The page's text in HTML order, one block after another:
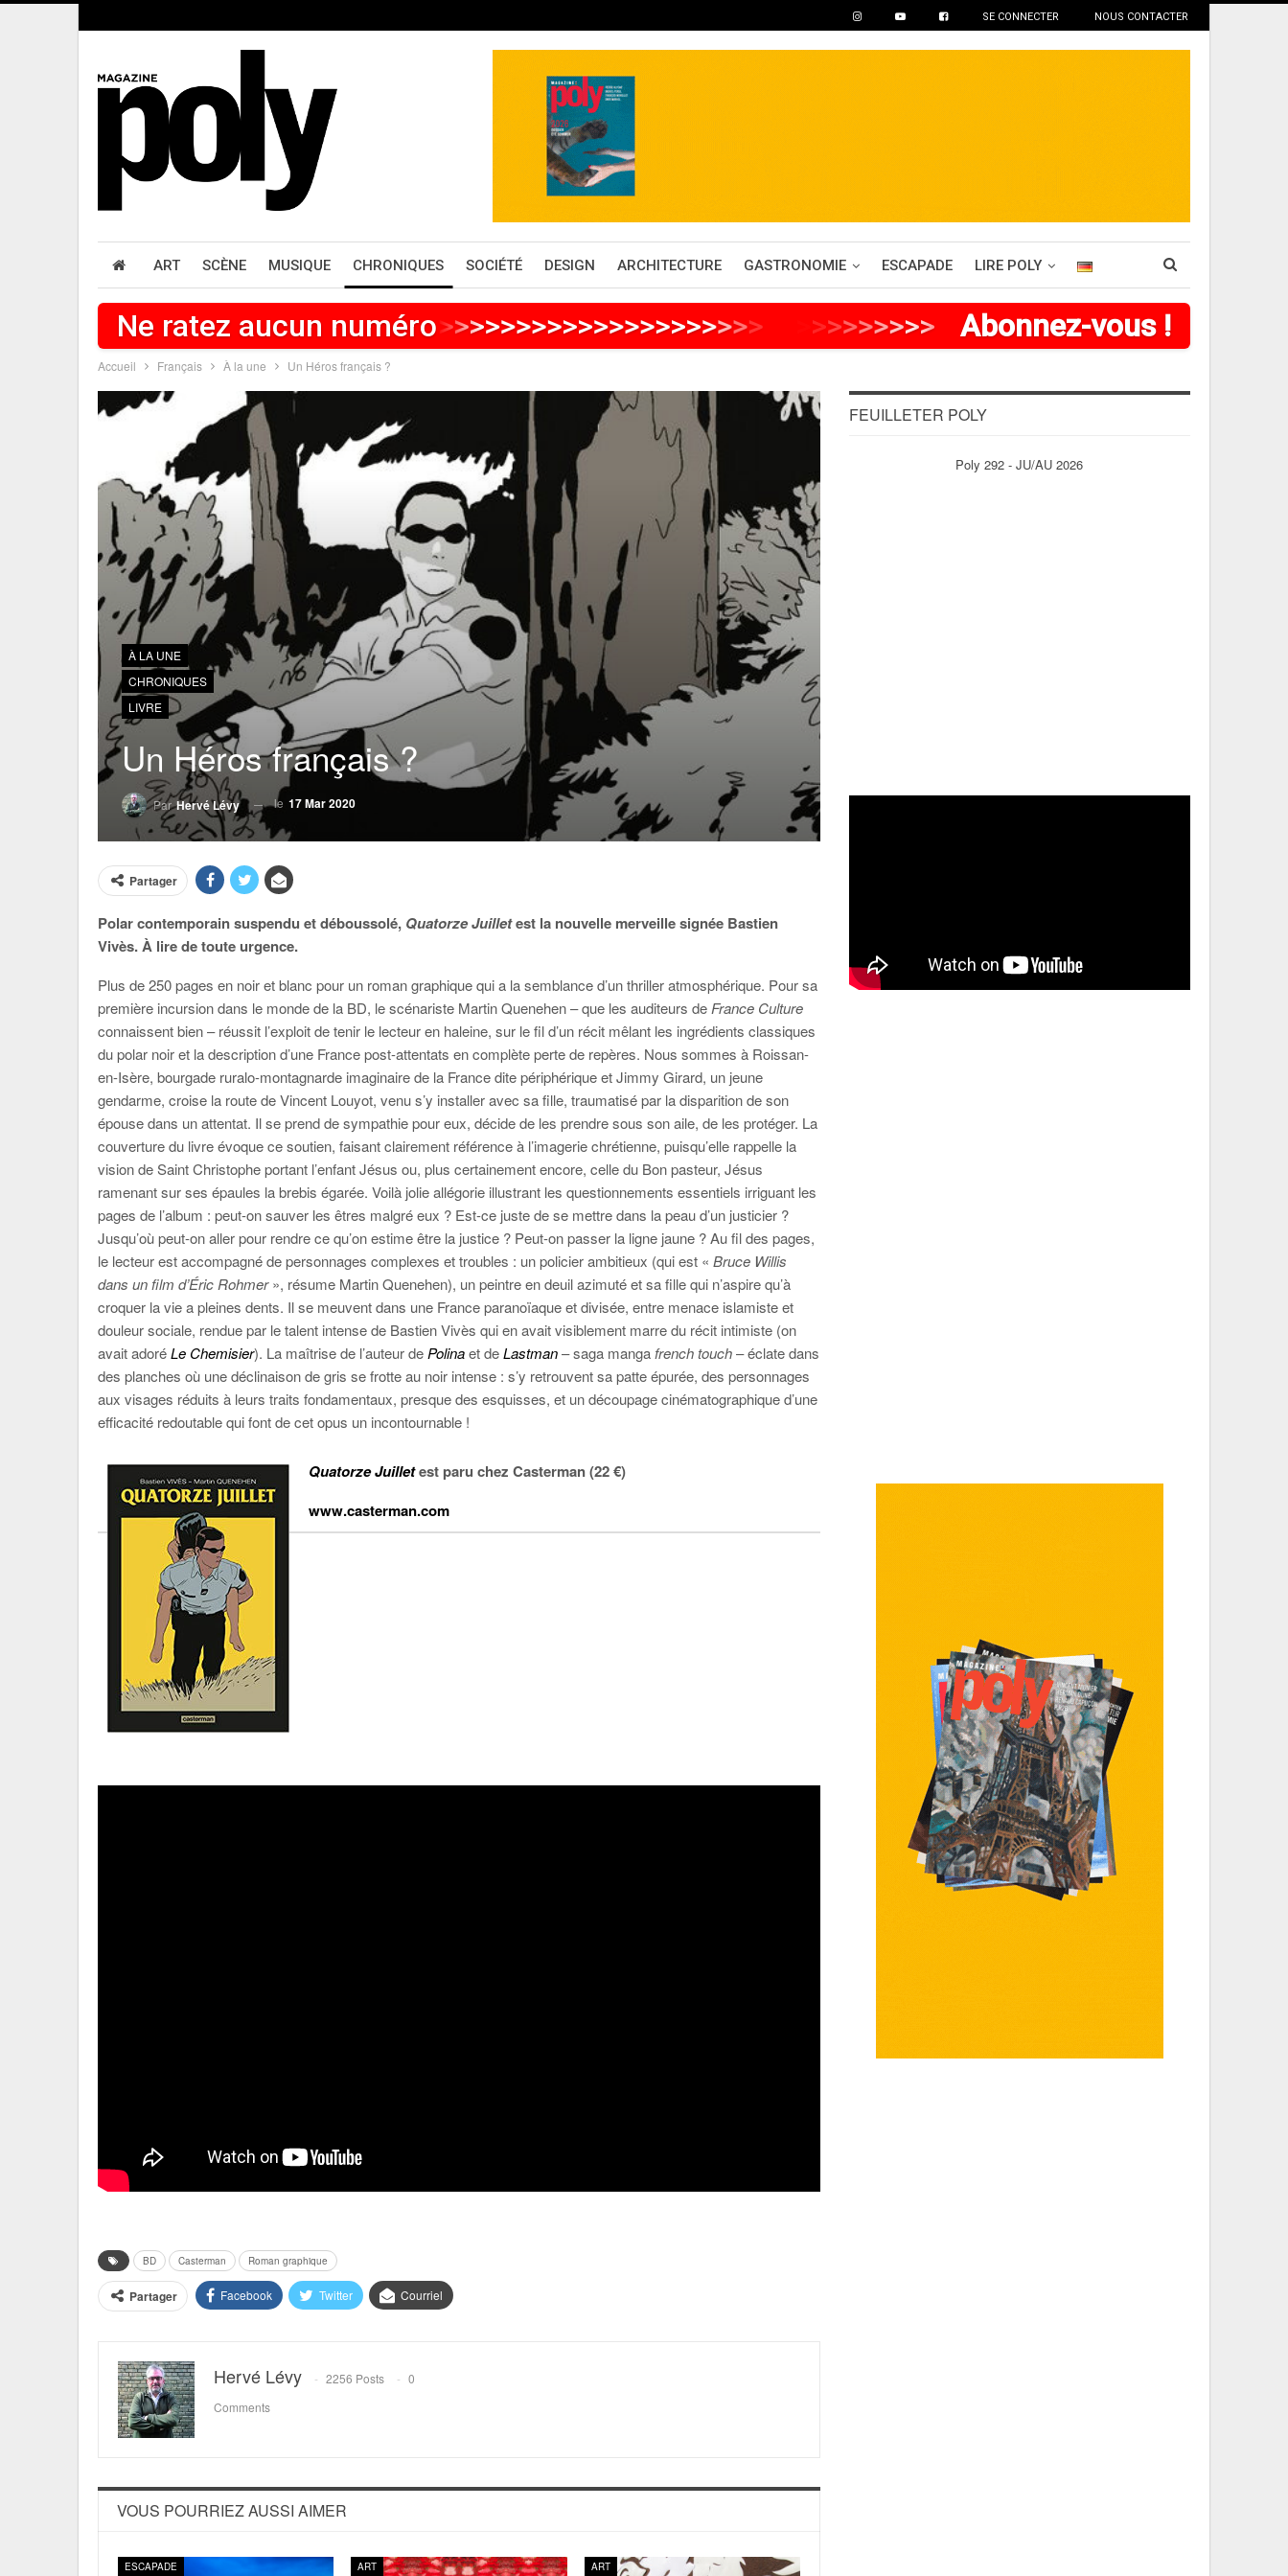
SE CONNECTER NOUS CONTACTER
ART SCÈNE MUSIQUE CHRONIQUES SOCIÉTÉ DESIGN ARCHITECTURE GASTRONOMIE ESCAPADE LIRE POLY
Ne ratez aucun numéro >>>>>>>>>>>>>>>>>>>>> >>>>>> > Abonnez-vous !
Accueil Français À la une Un Héros français ?
À LA UNE
CHRONIQUES
LIVRE
Un Héros français ?
ParHervé Lévy le 17 Mar 2020
Partager
Polar contemporain suspendu et déboussolé, Quatorze Juilletest la nouvelle merveille signée Bastien
Vivès. À lire de toute urgence.
Plus de 250 pages en noir et blanc pour un roman graphique qui a la semblance d’un thriller atmosphérique. Pour sa
première incursion dans le monde de la BD, le scénariste Martin Quenehen – que les auditeurs de France Culture
connaissent bien – réussit l’exploit de tenir le lecteur en haleine, sur le fil d’un récit mêlant les ingrédients classiques
du polar noir et la description d’une France post-attentats en complète perte de repères. Nous sommes à Roissan-
en-Isère, bourgade ruralo-montagnarde imaginaire de la France dite périphérique et Jimmy Girard, un jeune
gendarme, croise la route de Vincent Louyot, venu s’y installer avec sa fille, traumatisé par la disparition de son
épouse dans un attentat. Il se prend de sympathie pour eux, décide de les prendre sous son aile, de les protéger. La
couverture du livre évoque ce soutien, faisant clairement référence à l’imagerie chrétienne, puisqu’elle rappelle la
vision de Saint Christophe portant l’enfant Jésus ou, plus certainement encore, celle du Bon pasteur, Jésus
ramenant sur ses épaules la brebis égarée. Voilà jolie allégorie illustrant les questionnements essentiels irriguant les
pages de l’album : peut-on sauver les êtres malgré eux ? Est-ce juste de se mettre dans la peau d’un justicier ?
Jusqu’où peut-on aller pour rendre ce qu’on estime être la justice ? Peut-on passer la ligne jaune ? Au fil des pages,
le lecteur est accompagné de personnages complexes et troubles : un policier ambitieux (qui est « Bruce Willis
dans un film d’Éric Rohmer», résume Martin Quenehen), un peintre en deuil azimuté et sa fille qui n’aspire qu’à
croquer la vie a pleines dents. Il se meuvent dans une France paranoïaque et divisée, entre menace islamiste et
douleur sociale, rendue par le talent intense de Bastien Vivès qui en avait visiblement marre du récit intimiste (on
avait adoréLe Chemisier). La maîtrise de l’auteur de Polinaet deLastman– saga manga french touch– éclate dans
des planches où une déclinaison de gris se frotte au noir intense : s’y retrouvent sa patte épurée, des personnages
aux visages réduits à leurs traits fondamentaux, presque des esquisses, et un découpage cinématographique d’une
efficacité redoutable qui font de cet opus un incontournable !
Quatorze Juilletest paru chez Casterman (22 €)
www.casterman.com
BD Casterman Roman graphique
Partager Facebook Twitter Courriel
Hervé Lévy 2256 Posts
0
Comments
VOUS POURRIEZ AUSSI AIMER
ESCAPADE ART ART
FEUILLETER POLY
Poly 292 - JU/AU 2026